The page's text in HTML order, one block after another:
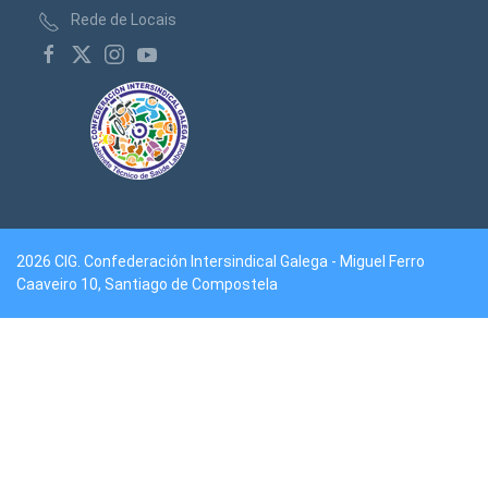
Rede de Locais
2026 CIG. Confederación Intersindical Galega - Miguel Ferro
Caaveiro 10, Santiago de Compostela